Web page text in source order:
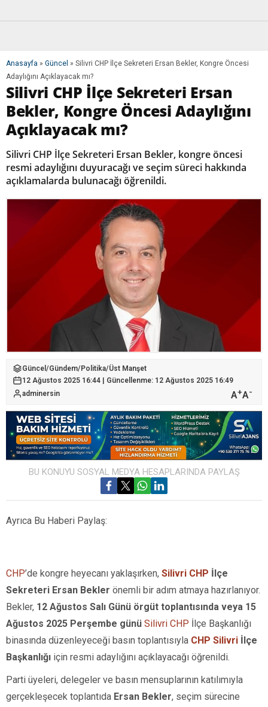
Anasayfa » Güncel » Silivri CHP İlçe Sekreteri Ersan Bekler, Kongre Öncesi
Adaylığını Açıklayacak mı?
Silivri CHP İlçe Sekreteri Ersan
Bekler, Kongre Öncesi Adaylığını
Açıklayacak mı?
Silivri CHP İlçe Sekreteri Ersan Bekler, kongre öncesi
resmi adaylığını duyuracağı ve seçim süreci hakkında
açıklamalarda bulunacağı öğrenildi.
Güncel /Gündem/Politika/Üst Manşet
12 Ağustos 2025 16:44 | Güncellenme: 12 Ağustos 2025 16:49
adminersin
A+A-
BU KONUYU SOSYAL MEDYA HESAPLARINDA PAYLAŞ
Ayrıca Bu Haberi Paylaş:
CHP’de kongre heyecanı yaklaşırken, Silivri CHP İlçe
Sekreteri Ersan Bekler önemli bir adım atmaya hazırlanıyor.
Bekler, 12 Ağustos Salı Günü örgüt toplantısında veya 15
Ağustos 2025 Perşembe günü Silivri CHP İlçe Başkanlığı
binasında düzenleyeceği basın toplantısıyla CHP Silivri İlçe
Başkanlığı için resmi adaylığını açıklayacağı öğrenildi.
Parti üyeleri, delegeler ve basın mensuplarının katılımıyla
gerçekleşecek toplantıda Ersan Bekler, seçim sürecine